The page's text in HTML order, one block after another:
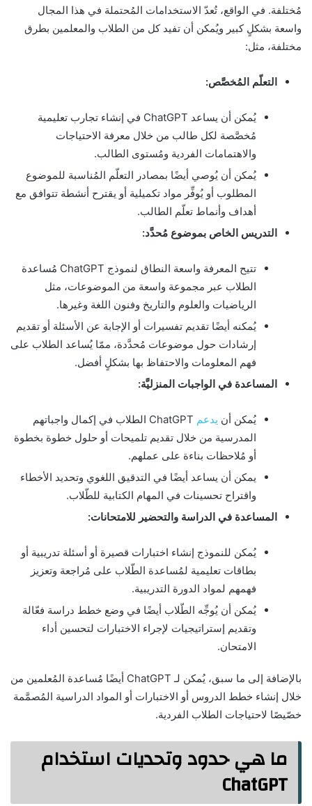
مُختلفة. في الواقع، تُعدّ الاستخدامات المُحتملة في هذا المجال
واسعة بشكلٍ كبير ويُمكن أن تفيد كل من الطلاب والمعلمين بطرق
مختلفة، مثل:
التعلّم المُخصَّص:
يُمكن أن يساعد ChatGPT في إنشاء تجارب تعليمية
مُخصَّصة لكل طالب من خلال معرفة الاحتياجات
والاهتمامات الفردية ومُستوى الطالب.
يُمكن أن يُوصي أيضًا بمصادر التعلّم المُناسبة للموضوع
المطلوب أو يُوفِّر مواد تكميلية أو يقترح أنشطة تتوافق مع
أهداف وأنماط تعلّم الطالب.
التدريس الخاص بموضوع مُحدَّد:
تتيح المعرفة واسعة النطاق لنموذج ChatGPT مُساعدة
الطلاب عبر مجموعة واسعة من الموضوعات، مثل
الرياضيات والعلوم والتاريخ وفنون اللغة وغيرها.
يُمكنه أيضًا تقديم تفسيرات أو الإجابة عن الأسئلة أو تقديم
إرشادات حول موضوعات مُحدَّدة، ممّا يُساعد الطلاب على
فهم المعلومات والاحتفاظ بها بشكلٍ أفضل.
المساعدة في الواجبات المنزليَّة:
يُمكن أن يدعم
ChatGPT الطلاب في إكمال واجباتهم
المدرسية من خلال تقديم تلميحات أو حلول خطوة بخطوة
أو مُلاحظات بناءة على عملهم.
يمكن أن يساعد أيضًا في التدقيق اللغوي وتحديد الأخطاء
واقتراح تحسينات في المهام الكتابية للطّلاب.
المساعدة في الدراسة والتحضير للامتحانات:
يُمكن للنموذج إنشاء اختبارات قصيرة أو أسئلة تدريبية أو
بطاقات تعليمية لمُساعدة الطّلاب على مُراجعة وتعزيز
فهمهم لمواد الدورة التدريبية.
يُمكن أن يُوجِّه الطّلاب أيضًا في وضع خطط دراسة فعّالة
وتقديم إستراتيجيات لإجراء الاختبارات لتحسين أداء
الامتحان.
بالإضافة إلى ما سبق، يُمكن لـ ChatGPT أيضًا مُساعدة المُعلمين من
خلال إنشاء خطط الدروس أو الاختبارات أو المواد الدراسية المُصمَّمة
خصّيصًا لاحتياجات الطلاب الفردية.
ما هي حدود وتحديات استخدام
ChatGPT